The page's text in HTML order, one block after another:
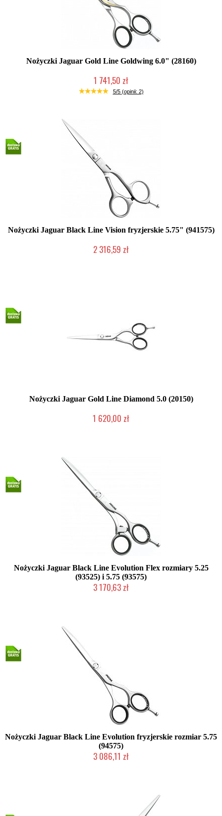
Nożyczki Jaguar Gold Line Goldwing 6.0" (28160)
1 741,50 zł
2-5 dni roboczych
5/5 (opinii: 2)
Nożyczki Jaguar Black Line Vision fryzjerskie 5.75" (941575)
2 316,59 zł
Nożyczki Jaguar Gold Line Diamond 5.0 (20150)
1 620,00 zł
Nożyczki Jaguar Black Line Evolution Flex rozmiary 5.25
(93525) i 5.75 (93575)
3 170,63 zł
Nożyczki Jaguar Black Line Evolution fryzjerskie rozmiar 5.75
(94575)
3 086,11 zł